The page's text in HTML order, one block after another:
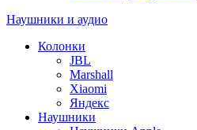
Наушники и аудио
Колонки
JBL
Marshall
Xiaomi
Яндекс
Наушники